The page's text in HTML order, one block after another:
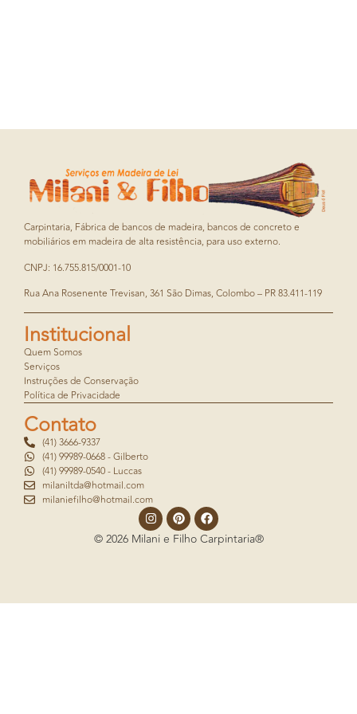
Carpintaria, Fábrica de bancos de madeira, bancos de concreto e
mobiliários em madeira de alta resistência, para uso externo.
CNPJ: 16.755.815/0001-10
Rua Ana Rosenente Trevisan, 361 São Dimas, Colombo – PR 83.411-119
Institucional
Quem Somos
Serviços
Instruções de Conservação
Política de Privacidade
Contato
(41) 3666-9337
(41) 99989-0668 - Gilberto
(41) 99989-0540 - Luccas
milaniltda@hotmail.com
milaniefilho@hotmail.com
© 2026 Milani e Filho Carpintaria®